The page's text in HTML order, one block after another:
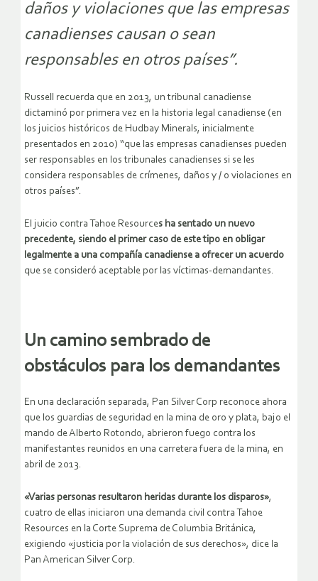
daños y violaciones que las empresas
canadienses causan o sean
responsables en otros países”.
Russell recuerda que en 2013, un tribunal canadiense
dictaminó por primera vez en la historia legal canadiense (en
los juicios históricos de Hudbay Minerals, inicialmente
presentados en 2010) “que las empresas canadienses pueden
ser responsables en los tribunales canadienses si se les
considera responsables de crímenes, daños y / o violaciones en
otros países”.
El juicio contra Tahoe Resources ha sentado un nuevo
precedente, siendo el primer caso de este tipo en obligar
legalmente a una compañía canadiense a ofrecer un acuerdo
que se consideró aceptable por las víctimas-demandantes.
Un camino sembrado de
obstáculos para los demandantes
En una declaración separada, Pan Silver Corp reconoce ahora
que los guardias de seguridad en la mina de oro y plata, bajo el
mando de Alberto Rotondo, abrieron fuego contra los
manifestantes reunidos en una carretera fuera de la mina, en
abril de 2013.
«Varias personas resultaron heridas durante los disparos»,
cuatro de ellas iniciaron una demanda civil contra Tahoe
Resources en la Corte Suprema de Columbia Británica,
exigiendo «justicia por la violación de sus derechos», dice la
Pan American Silver Corp.